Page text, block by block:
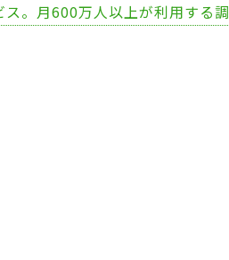
。月600万人以上が利用する調